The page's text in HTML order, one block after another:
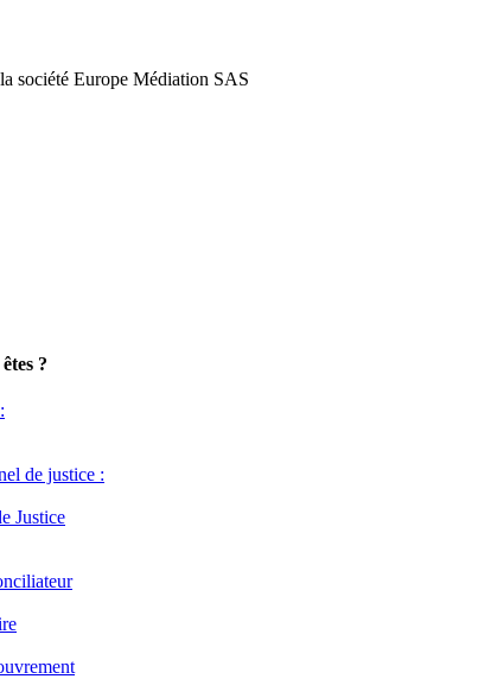
société Europe Médiation SAS
?
de justice :
Justice